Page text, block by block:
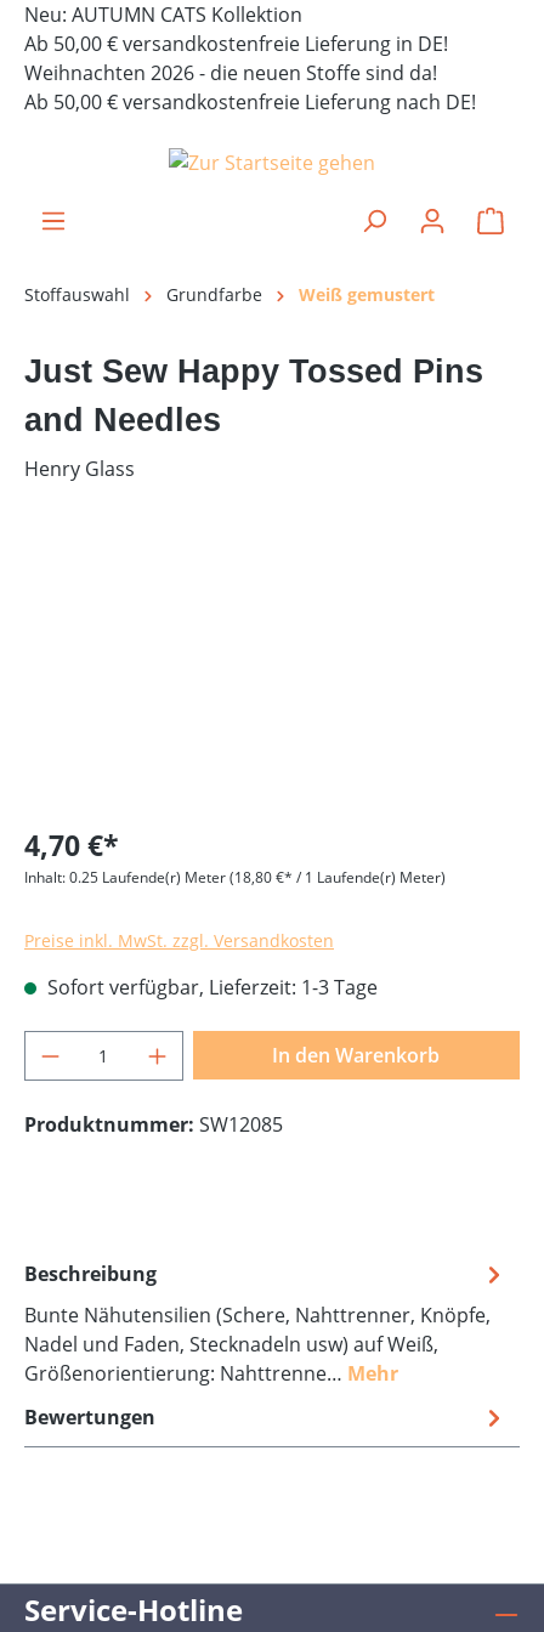
springen
Neu: AUTUMN CATS Kollektion
Ab 50,00 € versandkostenfreie Lieferung in DE!
Weihnachten 2026 - die neuen Stoffe sind da!
Ab 50,00 € versandkostenfreie Lieferung nach DE!
Stoffauswahl Grundfarbe Weiß gemustert
Just Sew Happy Tossed Pins
and Needles
Henry Glass
4,70 €*
Inhalt:0.25 Laufende(r) Meter(18,80 €* / 1 Laufende(r) Meter)
Preise inkl. MwSt. zzgl. Versandkosten
Sofort verfügbar, Lieferzeit: 1-3 Tage
Produkt Anzahl: Gib den gewünschten
In den Warenkorb
Produktnummer: SW12085
Beschreibung
Bunte Nähutensilien (Schere, Nahttrenner, Knöpfe,
Nadel und Faden, Stecknadeln usw) auf Weiß,
Größenorientierung: Nahttrenne… Mehr
Bewertungen
Service-Hotline